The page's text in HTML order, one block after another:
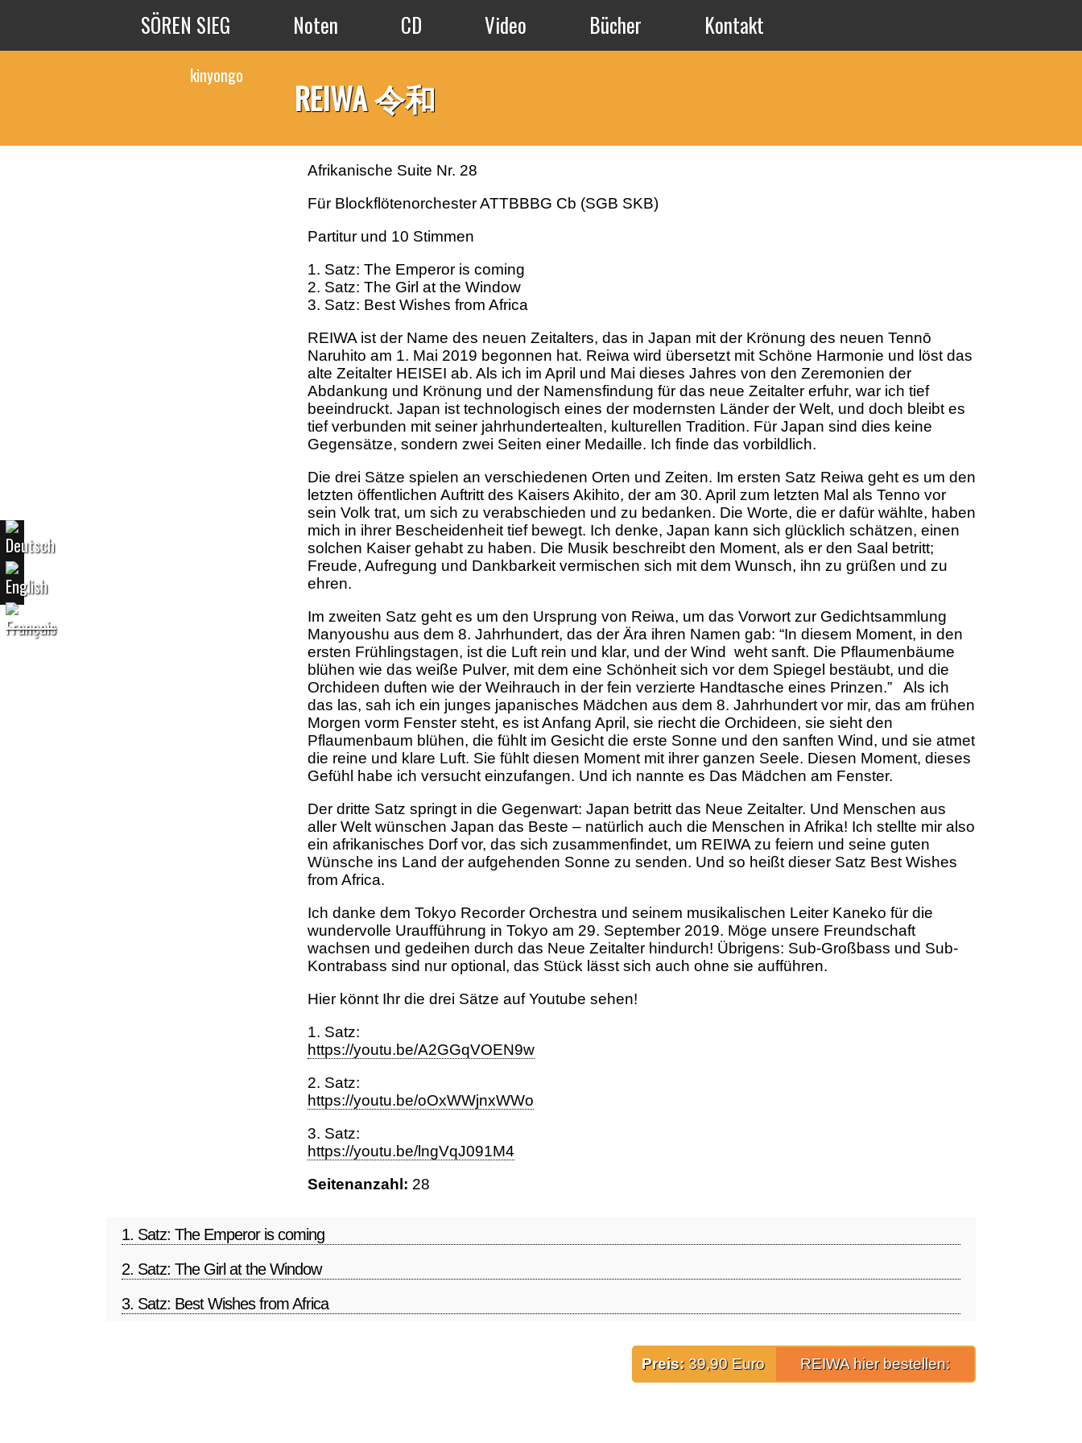
SÖREN SIEG Noten CD Video Bücher Kontakt
kinyongo REIWA 令和
Afrikanische Suite Nr. 28
Für Blockflötenorchester ATTBBBG Cb (SGB SKB)
Partitur und 10 Stimmen
1. Satz: The Emperor is coming
2. Satz: The Girl at the Window
3. Satz: Best Wishes from Africa
REIWA ist der Name des neuen Zeitalters, das in Japan mit der Krönung des neuen Tennō
Naruhito am 1. Mai 2019 begonnen hat. Reiwa wird übersetzt mit Schöne Harmonie und löst das
alte Zeitalter HEISEI ab. Als ich im April und Mai dieses Jahres von den Zeremonien der
Abdankung und Krönung und der Namensfindung für das neue Zeitalter erfuhr, war ich tief
beeindruckt. Japan ist technologisch eines der modernsten Länder der Welt, und doch bleibt es
tief verbunden mit seiner jahrhundertealten, kulturellen Tradition. Für Japan sind dies keine
Gegensätze, sondern zwei Seiten einer Medaille. Ich finde das vorbildlich.
Die drei Sätze spielen an verschiedenen Orten und Zeiten. Im ersten Satz Reiwa geht es um den
letzten öffentlichen Auftritt des Kaisers Akihito, der am 30. April zum letzten Mal als Tenno vor
sein Volk trat, um sich zu verabschieden und zu bedanken. Die Worte, die er dafür wählte, haben
mich in ihrer Bescheidenheit tief bewegt. Ich denke, Japan kann sich glücklich schätzen, einen
solchen Kaiser gehabt zu haben. Die Musik beschreibt den Moment, als er den Saal betritt;
Freude, Aufregung und Dankbarkeit vermischen sich mit dem Wunsch, ihn zu grüßen und zu
ehren.
Im zweiten Satz geht es um den Ursprung von Reiwa, um das Vorwort zur Gedichtsammlung
Manyoushu aus dem 8. Jahrhundert, das der Ära ihren Namen gab: “In diesem Moment, in den
ersten Frühlingstagen, ist die Luft rein und klar, und der Wind weht sanft. Die Pflaumenbäume
blühen wie das weiße Pulver, mit dem eine Schönheit sich vor dem Spiegel bestäubt, und die
Orchideen duften wie der Weihrauch in der fein verzierte Handtasche eines Prinzen.” Als ich
das las, sah ich ein junges japanisches Mädchen aus dem 8. Jahrhundert vor mir, das am frühen
Morgen vorm Fenster steht, es ist Anfang April, sie riecht die Orchideen, sie sieht den
Pflaumenbaum blühen, die fühlt im Gesicht die erste Sonne und den sanften Wind, und sie atmet
die reine und klare Luft. Sie fühlt diesen Moment mit ihrer ganzen Seele. Diesen Moment, dieses
Gefühl habe ich versucht einzufangen. Und ich nannte es Das Mädchen am Fenster.
Der dritte Satz springt in die Gegenwart: Japan betritt das Neue Zeitalter. Und Menschen aus
aller Welt wünschen Japan das Beste – natürlich auch die Menschen in Afrika! Ich stellte mir also
ein afrikanisches Dorf vor, das sich zusammenfindet, um REIWA zu feiern und seine guten
Wünsche ins Land der aufgehenden Sonne zu senden. Und so heißt dieser Satz Best Wishes
from Africa.
Ich danke dem Tokyo Recorder Orchestra und seinem musikalischen Leiter Kaneko für die
wundervolle Uraufführung in Tokyo am 29. September 2019. Möge unsere Freundschaft
wachsen und gedeihen durch das Neue Zeitalter hindurch! Übrigens: Sub-Großbass und Sub-
Kontrabass sind nur optional, das Stück lässt sich auch ohne sie aufführen.
Hier könnt Ihr die drei Sätze auf Youtube sehen!
1. Satz:
https://youtu.be/A2GGqVOEN9w
2. Satz:
https://youtu.be/oOxWWjnxWWo
3. Satz:
https://youtu.be/lngVqJ091M4
Seitenanzahl: 28
1. Satz: The Emperor is coming
2. Satz: The Girl at the Window
3. Satz: Best Wishes from Africa
REIWA hier bestellen:
Preis: 39,90 Euro